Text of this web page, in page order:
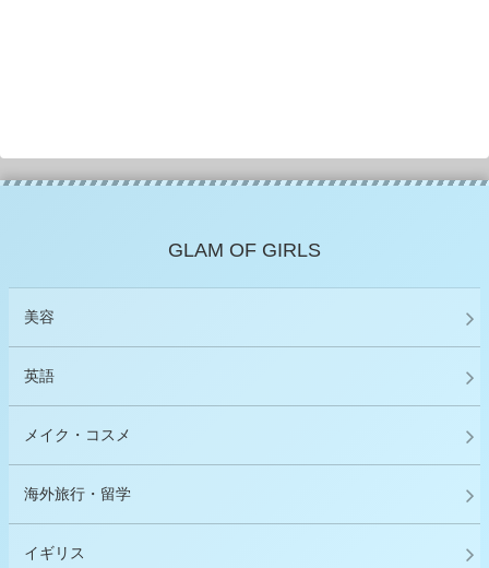
GLAM OF GIRLS
美容
英語
メイク・コスメ
海外旅行・留学
イギリス